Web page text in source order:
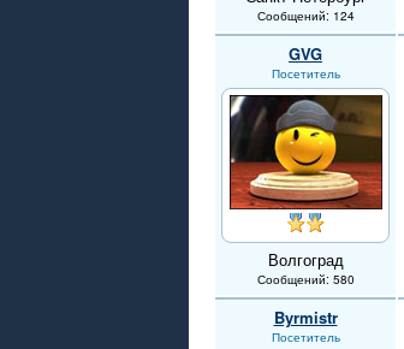
Сообщений: 124
GVG
Посетитель
Волгоград
Сообщений: 580
Byrmistr
Посетитель